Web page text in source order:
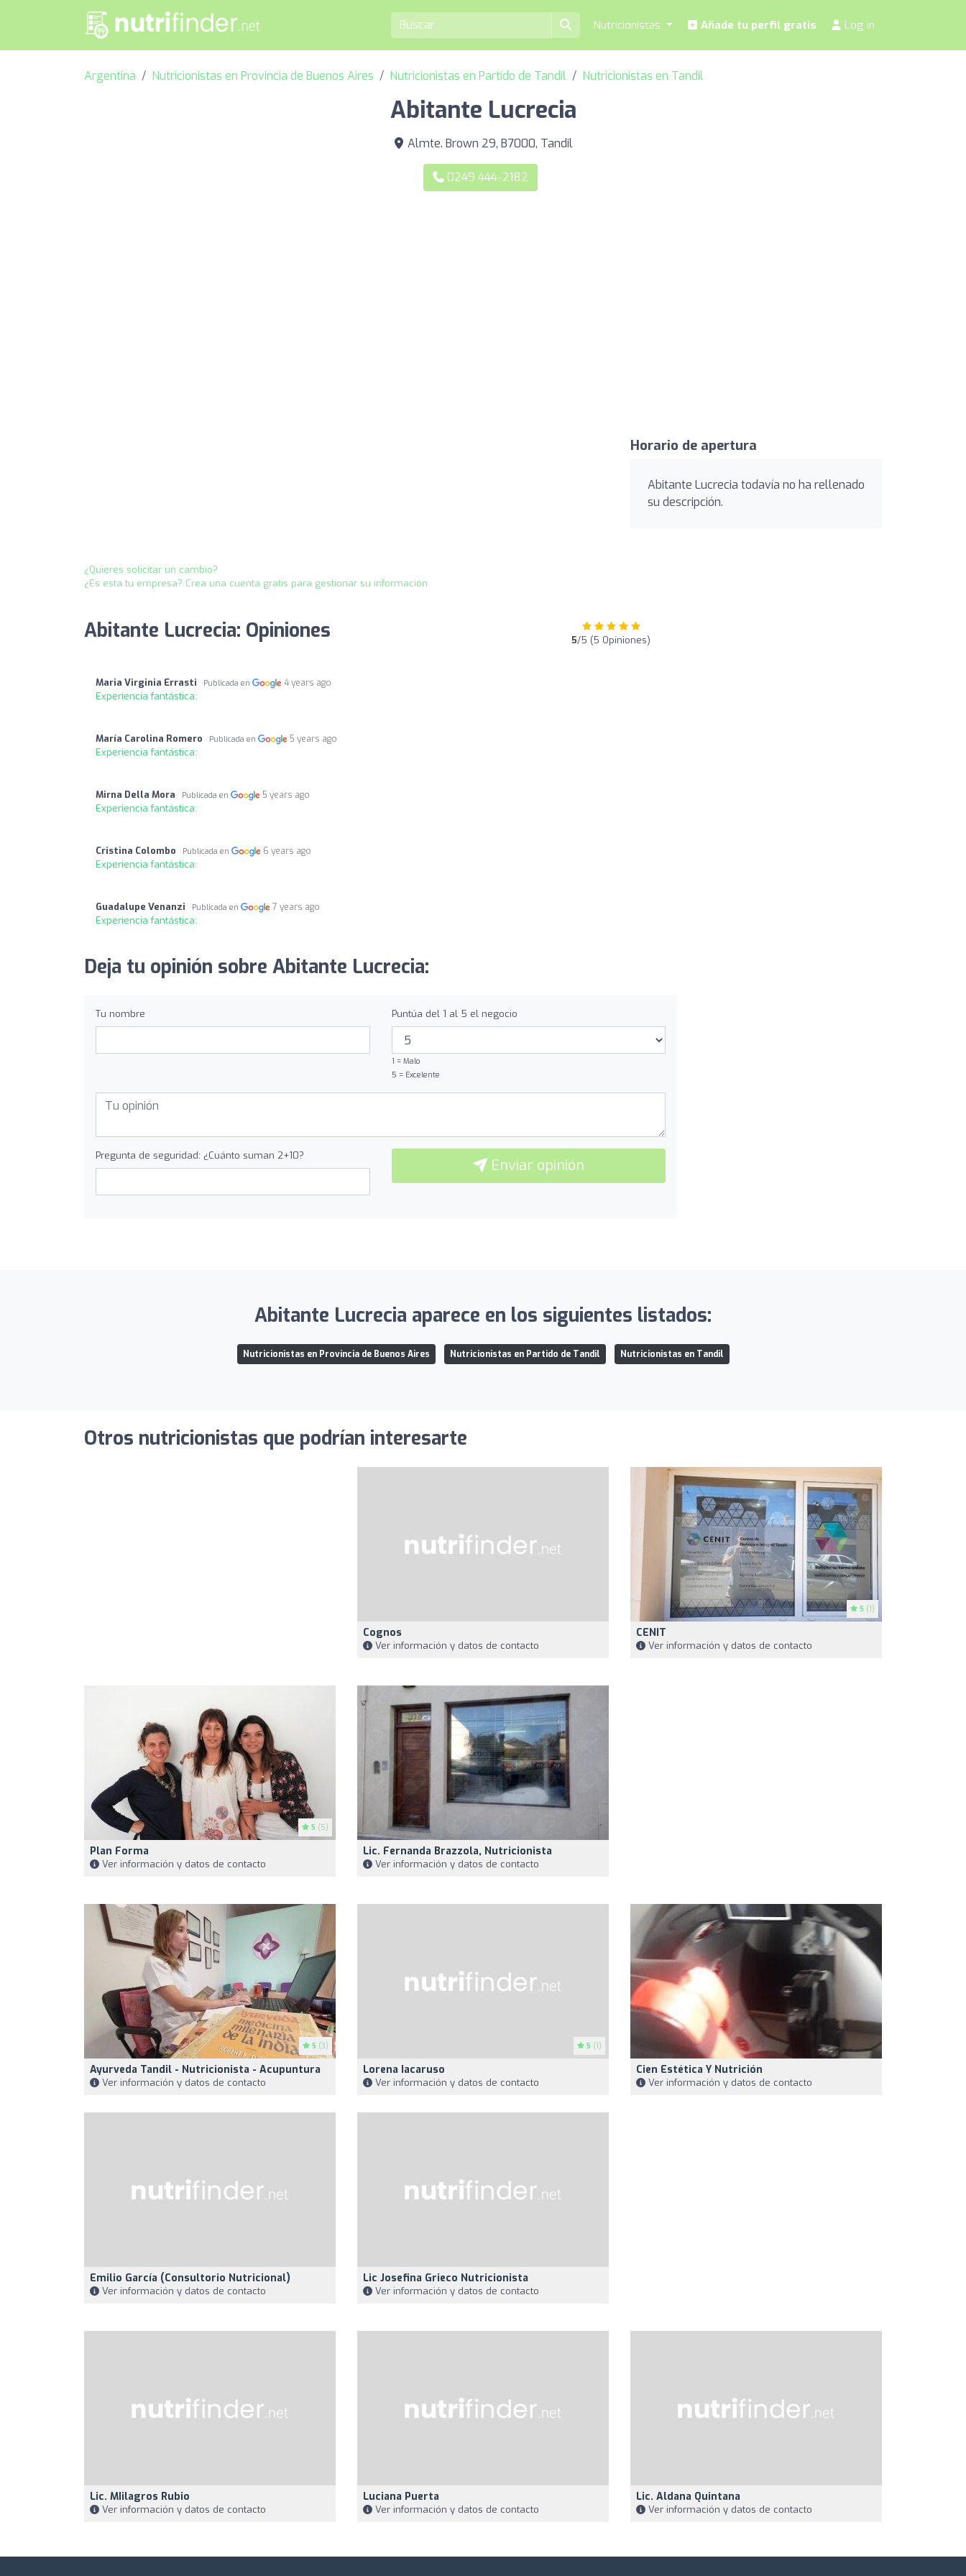
Nutricionistas Añade tu perfil gratis Log in
Argentina Nutricionistas en Provincia de Buenos Aires Nutricionistas en Partido de Tandil Nutricionistas en Tandil
Abitante Lucrecia
Almte. Brown 29, B7000, Tandil
0249 444-2182
Horario de apertura
Abitante Lucrecia todavía no ha rellenado
su descripción.
¿Quieres solicitar un cambio?
¿Es esta tu empresa? Crea una cuenta gratis para gestionar su información
Abitante Lucrecia: Opiniones 5/5 (5 Opiniones)
Maria Virginia Errasti Publicada en 4 years ago
Experiencia fantástica:
María Carolina Romero Publicada en 5 years ago
Experiencia fantástica:
Mirna Della Mora Publicada en 5 years ago
Experiencia fantástica:
Cristina Colombo Publicada en 6 years ago
Experiencia fantástica:
Guadalupe Venanzi Publicada en 7 years ago
Experiencia fantástica:
Deja tu opinión sobre Abitante Lucrecia:
Tu nombre Puntúa del 1 al 5 el negocio
1 = Malo
5 = Excelente
Pregunta de seguridad: ¿Cuánto suman 2+10?
Enviar opinión
Abitante Lucrecia aparece en los siguientes listados:
Nutricionistas en Provincia de Buenos Aires Nutricionistas en Partido de Tandil Nutricionistas en Tandil
Otros nutricionistas que podrían interesarte
Cognos
Ver información y datos de contacto
5 (1)
CENIT
Ver información y datos de contacto
5 (5)
Plan Forma
Ver información y datos de contacto
Lic. Fernanda Brazzola, Nutricionista
Ver información y datos de contacto
5 (3)
Ayurveda Tandil - Nutricionista - Acupuntura
Ver información y datos de contacto
5 (1)
Lorena Iacaruso
Ver información y datos de contacto
Cien Estética Y Nutrición
Ver información y datos de contacto
Emilio García (Consultorio Nutricional)
Ver información y datos de contacto
Lic Josefina Grieco Nutricionista
Ver información y datos de contacto
Lic. MIilagros Rubio
Ver información y datos de contacto
Luciana Puerta
Ver información y datos de contacto
Lic. Aldana Quintana
Ver información y datos de contacto